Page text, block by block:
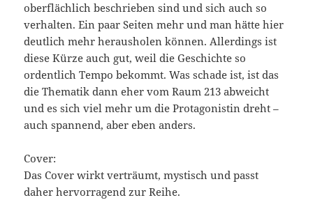
oberflächlich beschrieben sind und sich auch so
verhalten. Ein paar Seiten mehr und man hätte hier
deutlich mehr herausholen können. Allerdings ist
diese Kürze auch gut, weil die Geschichte so
ordentlich Tempo bekommt. Was schade ist, ist das
die Thematik dann eher vom Raum 213 abweicht
und es sich viel mehr um die Protagonistin dreht –
auch spannend, aber eben anders.
Cover:
Das Cover wirkt verträumt, mystisch und passt
daher hervorragend zur Reihe.